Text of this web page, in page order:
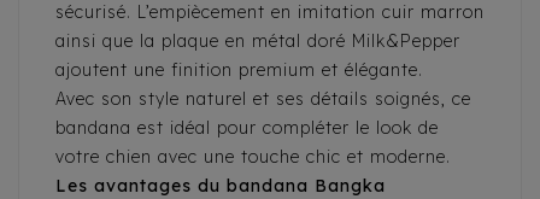
sécurisé. L’empiècement en imitation cuir marron
ainsi que la plaque en métal doré Milk&Pepper
ajoutent une finition premium et élégante.
Avec son style naturel et ses détails soignés, ce
bandana est idéal pour compléter le look de
votre chien avec une touche chic et moderne.
Les avantages du bandana Bangka